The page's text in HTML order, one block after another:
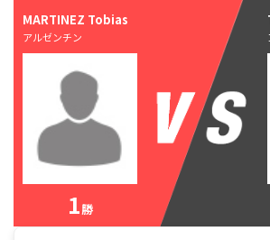
MARTINEZ Tobias
アルゼンチン
1勝